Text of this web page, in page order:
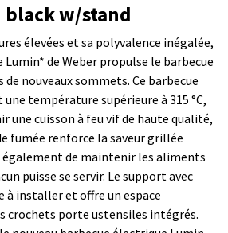
black w/stand
élevées et sa polyvalence inégalée,
de Weber propulse le barbecue
nouveaux sommets. Ce barbecue
température supérieure à 315 °C,
une cuisson à feu vif de haute qualité,
fumée renforce la saveur grillée
de maintenir les aliments
puisse se servir. Le support avec
à installer et offre un espace
crochets porte ustensiles intégrés.